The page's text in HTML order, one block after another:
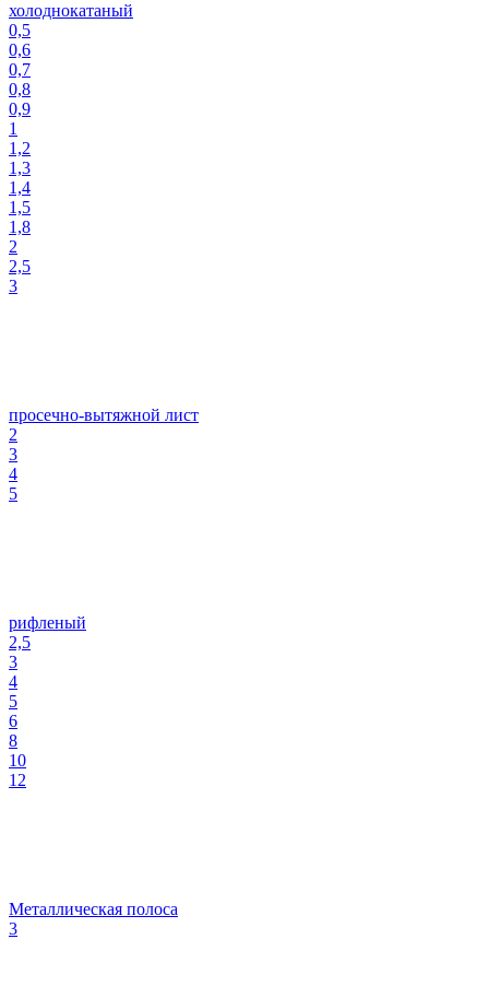
холоднокатаный
0,5
0,6
0,7
0,8
0,9
1
1,2
1,3
1,4
1,5
1,8
2
2,5
3
просечно-вытяжной лист
2
3
4
5
рифленый
2,5
3
4
5
6
8
10
12
Металлическая полоса
3